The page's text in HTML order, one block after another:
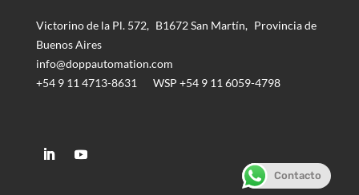
Victorino de la Pl. 572, B1672 San Martín, Provincia de
Buenos Aires
info@doppautomation.com
+54 9 11 4713-8631
WSP +54 9 11 6059-4798
Contacto